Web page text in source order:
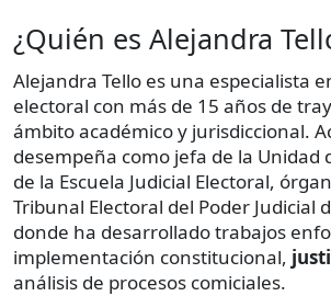
¿Quién es Alejandra
Alejandra Tello es una especialista
electoral con más de 15 años de
ámbito académico y jurisdiccional.
desempeña como jefa de la Unidad
de la Escuela Judicial Electoral,
Tribunal Electoral del Poder Judicial
donde ha desarrollado trabajos
implementación constitucional,
análisis de procesos comiciales.